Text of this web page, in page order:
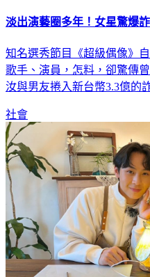
淡出演藝圈多年！女星驚爆
知名選秀節目《超級偶像》
歌手、演員，怎料，卻驚傳
汝與男友捲入新台幣3.3億的
社會